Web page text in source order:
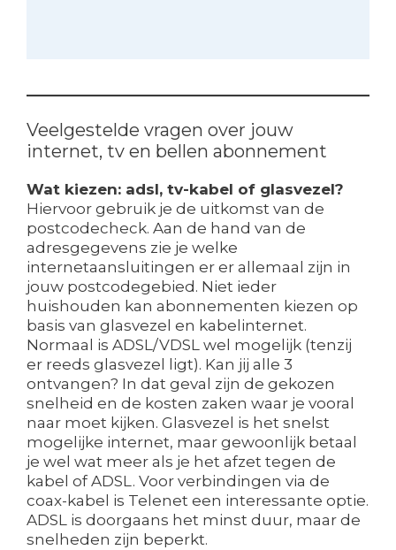
Veelgestelde vragen over jouw
internet, tv en bellen abonnement
Wat kiezen: adsl, tv-kabel of glasvezel?
Hiervoor gebruik je de uitkomst van de
postcodecheck. Aan de hand van de
adresgegevens zie je welke
internetaansluitingen er er allemaal zijn in
jouw postcodegebied. Niet ieder
huishouden kan abonnementen kiezen op
basis van glasvezel en kabelinternet.
Normaal is ADSL/VDSL wel mogelijk (tenzij
er reeds glasvezel ligt). Kan jij alle 3
ontvangen? In dat geval zijn de gekozen
snelheid en de kosten zaken waar je vooral
naar moet kijken. Glasvezel is het snelst
mogelijke internet, maar gewoonlijk betaal
je wel wat meer als je het afzet tegen de
kabel of ADSL. Voor verbindingen via de
coax-kabel is Telenet een interessante optie.
ADSL is doorgaans het minst duur, maar de
snelheden zijn beperkt.